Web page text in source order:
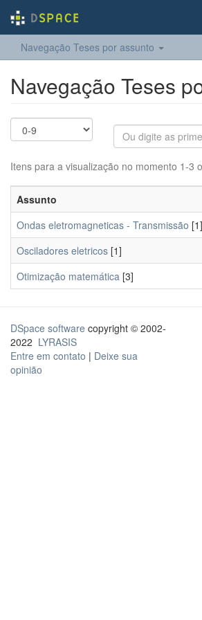
Navegação Teses por assunto
Navegação Teses
Itens para a visualização no momento 1-3
Assunto
Ondas eletromagneticas - Transmissão [1]
Osciladores eletricos [1]
Otimização matemática [3]
DSpace software copyright © 2002-
2022 LYRASIS
Entre em contato | Deixe sua
opinião